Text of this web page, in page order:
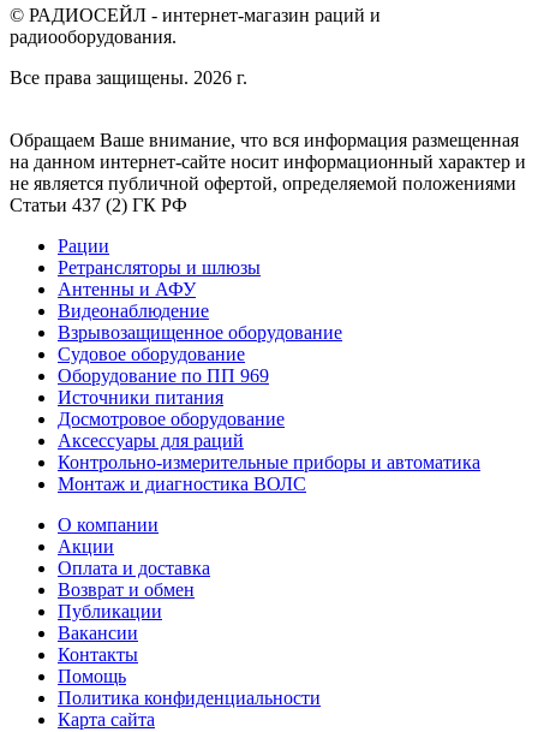
© РАДИОСЕЙЛ - интернет-магазин раций и
радиооборудования.
Все права защищены. 2026 г.
Обращаем Ваше внимание, что вся информация размещенная
на данном интернет-сайте носит информационный характер и
не является публичной офертой, определяемой положениями
Статьи 437 (2) ГК РФ
Рации
Ретрансляторы и шлюзы
Антенны и АФУ
Видеонаблюдение
Взрывозащищенное оборудование
Судовое оборудование
Оборудование по ПП 969
Источники питания
Досмотровое оборудование
Аксессуары для раций
Контрольно-измерительные приборы и автоматика
Монтаж и диагностика ВОЛС
О компании
Акции
Оплата и доставка
Возврат и обмен
Публикации
Вакансии
Контакты
Помощь
Политика конфиденциальности
Карта сайта